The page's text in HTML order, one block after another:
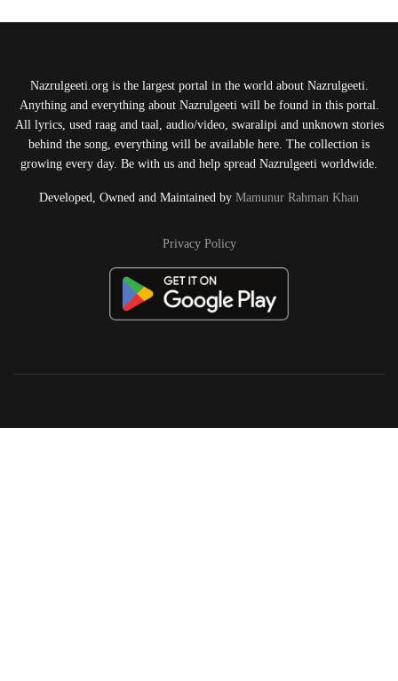
Nazrulgeeti.org is the largest portal in the world about Nazrulgeeti.
Anything and everything about Nazrulgeeti will be found in this portal.
All lyrics, used raag and taal, audio/video, swaralipi and unknown stories
behind the song, everything will be available here. The collection is
growing every day. Be with us and help spread Nazrulgeeti worldwide.
Developed, Owned and Maintained by Mamunur Rahman Khan
Privacy Policy